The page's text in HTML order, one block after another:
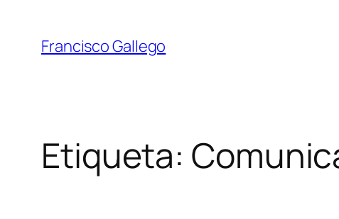
contenido
Francisco Gallego
Etiqueta: